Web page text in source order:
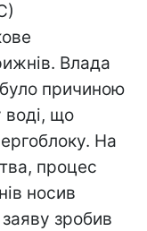
Влада
причиною
воді, що
На
процес
носив
зробив